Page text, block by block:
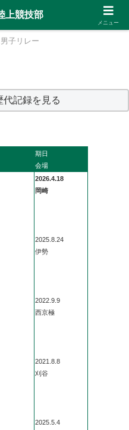
子リレー
代記録を見る
期日
会場
2026.4.18
岡崎
2025.8.24
伊勢
2022.9.9
西京極
2021.8.8
刈谷
2025.5.4
上競技部
メニュー